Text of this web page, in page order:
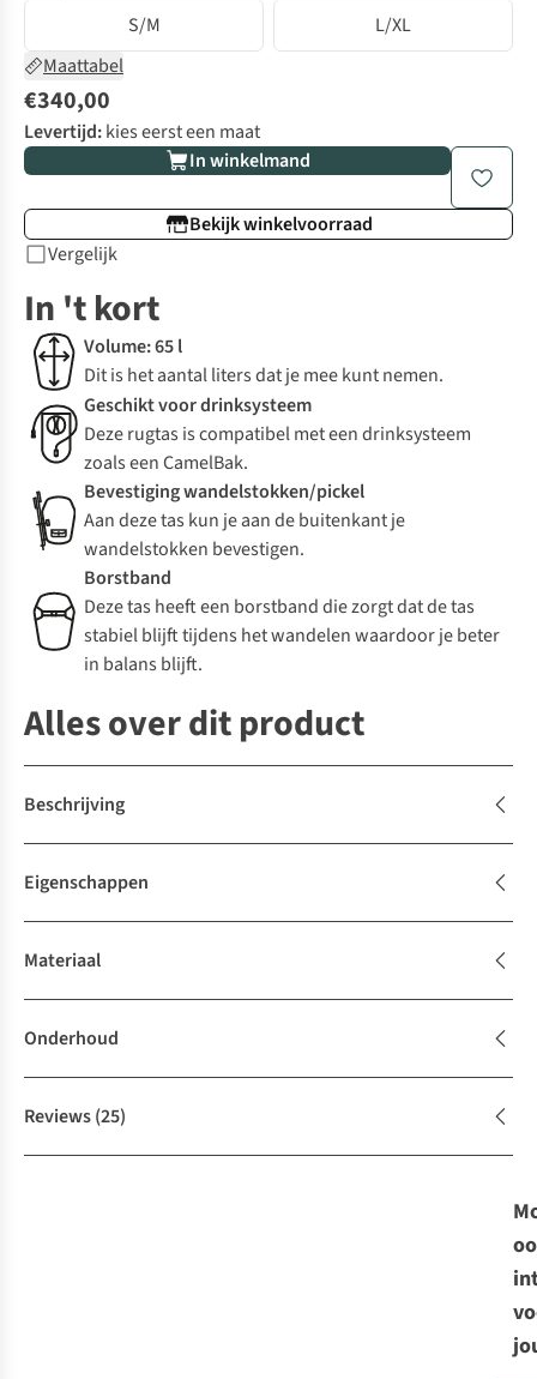
S/M
L/XL
Maattabel
€340,00
Levertijd:kies eerst een maat
In winkelmand
Bekijk winkelvoorraad
Vergelijk
In 't kort
Volume: 65 l
Dit is het aantal liters dat je mee kunt nemen.
Geschikt voor drinksysteem
Deze rugtas is compatibel met een drinksysteem
zoals een CamelBak.
Bevestiging wandelstokken/pickel
Aan deze tas kun je aan de buitenkant je
wandelstokken bevestigen.
Borstband
Deze tas heeft een borstband die zorgt dat de tas
stabiel blijft tijdens het wandelen waardoor je beter
in balans blijft.
Alles over dit product
Beschrijving
Eigenschappen
Materiaal
Onderhoud
Reviews(25)